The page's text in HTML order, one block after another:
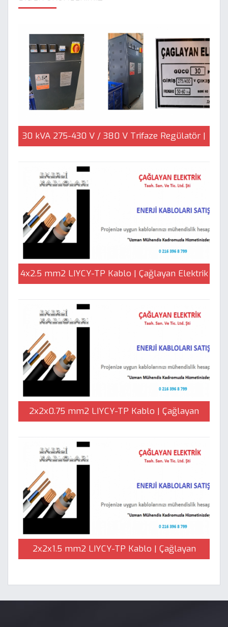
30 kVA 275-430 V / 380 V Trifaze Regülatör |
4x2.5 mm2 LIYCY-TP Kablo | Çağlayan Elektrik
2x2x0.75 mm2 LIYCY-TP Kablo | Çağlayan
2x2x1.5 mm2 LIYCY-TP Kablo | Çağlayan